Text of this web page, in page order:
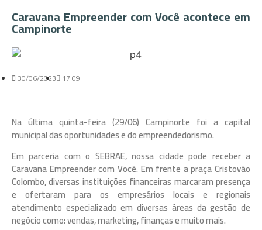
Caravana Empreender com Você acontece em
Campinorte
30/06/2023 17:09
Na última quinta-feira (29/06) Campinorte foi a capital
municipal das oportunidades e do empreendedorismo.
Em parceria com o SEBRAE, nossa cidade pode receber a
Caravana Empreender com Você. Em frente a praça Cristovão
Colombo, diversas instituições financeiras marcaram presença
e ofertaram para os empresários locais e regionais
atendimento especializado em diversas áreas da gestão de
negócio como: vendas, marketing, finanças e muito mais.